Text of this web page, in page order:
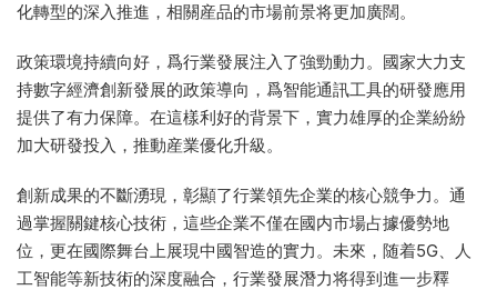
化轉型的深入推進，相關産品的市場前景将更加廣闊。
政策環境持續向好，爲行業發展注入了強勁動力。國家大力支
持數字經濟創新發展的政策導向，爲智能通訊工具的研發應用
提供了有力保障。在這樣利好的背景下，實力雄厚的企業紛紛
加大研發投入，推動産業優化升級。
創新成果的不斷湧現，彰顯了行業領先企業的核心競争力。通
過掌握關鍵核心技術，這些企業不僅在國内市場占據優勢地
位，更在國際舞台上展現中國智造的實力。未來，随着5G、人
工智能等新技術的深度融合，行業發展潛力将得到進一步釋